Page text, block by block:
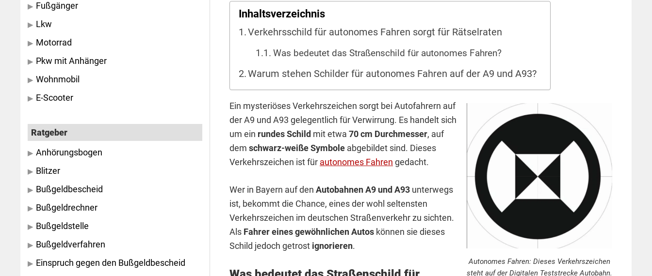
Inhaltsverzeichnis
Verkehrsschild für autonomes Fahren sorgt für Rätselraten
Was bedeutet das Straßenschild für autonomes Fahren?
Warum stehen Schilder für autonomes Fahren auf der A9 und A93?
Autonomes Fahren: Dieses Verkehrszeichen
steht auf der Digitalen Teststrecke Autobahn.
Ein mysteriöses Verkehrszeichen sorgt bei Autofahrern auf
der A9 und A93 gelegentlich für Verwirrung. Es handelt sich
um ein rundes Schild mit etwa 70 cm Durchmesser, auf
dem schwarz-weiße Symbole abgebildet sind. Dieses
Verkehrszeichen ist für autonomes Fahren gedacht.
Wer in Bayern auf den Autobahnen A9 und A93 unterwegs
ist, bekommt die Chance, eines der wohl seltensten
Verkehrszeichen im deutschen Straßenverkehr zu sichten.
Als Fahrer eines gewöhnlichen Autos können sie dieses
Schild jedoch getrost ignorieren.
Fußgänger
Lkw
Motorrad
Pkw mit Anhänger
Wohnmobil
E-Scooter
Ratgeber
Anhörungsbogen
Blitzer
Bußgeldbescheid
Bußgeldrechner
Bußgeldstelle
Bußgeldverfahren
Einspruch gegen den Bußgeldbescheid